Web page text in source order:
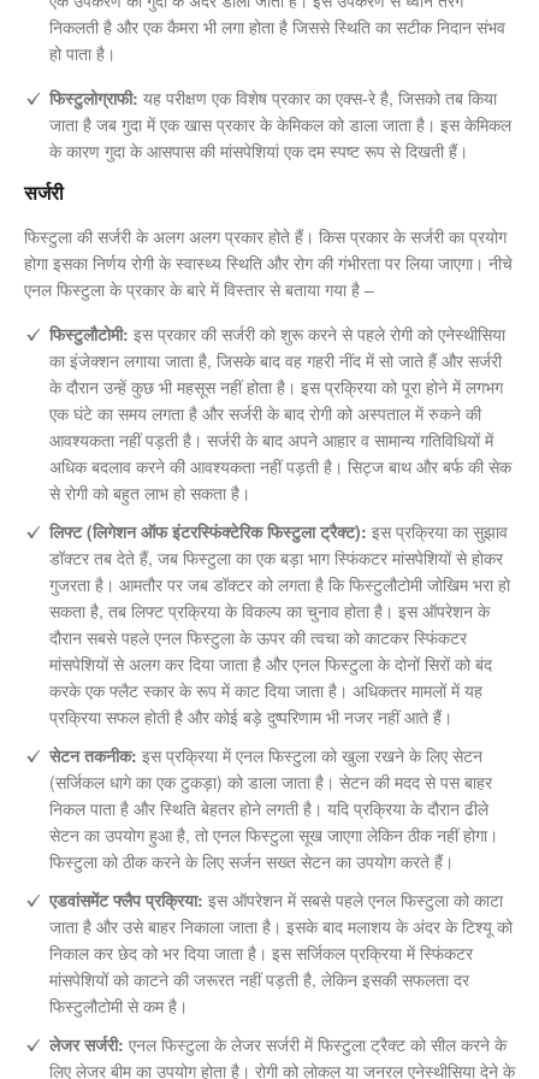
निकलती है और एक कैमरा भी लगा होता है जिससे स्थिति का सटीक निदान संभव
हो पाता है।
फिस्टुलोग्राफी: यह परीक्षण एक विशेष प्रकार का एक्स-रे है, जिसको तब किया
जाता है जब गुदा में एक खास प्रकार के केमिकल को डाला जाता है। इस केमिकल
के कारण गुदा के आसपास की मांसपेशियां एक दम स्पष्ट रूप से दिखती हैं।
सर्जरी
फिस्टुला की सर्जरी के अलग अलग प्रकार होते हैं। किस प्रकार के सर्जरी का प्रयोग
होगा इसका निर्णय रोगी के स्वास्थ्य स्थिति और रोग की गंभीरता पर लिया जाएगा। नीचे
एनल फिस्टुला के प्रकार के बारे में विस्तार से बताया गया है –
फिस्टुलौटोमी: इस प्रकार की सर्जरी को शुरू करने से पहले रोगी को एनेस्थीसिया
का इंजेक्शन लगाया जाता है, जिसके बाद वह गहरी नींद में सो जाते हैं और सर्जरी
के दौरान उन्हें कुछ भी महसूस नहीं होता है। इस प्रक्रिया को पूरा होने में लगभग
एक घंटे का समय लगता है और सर्जरी के बाद रोगी को अस्पताल में रुकने की
आवश्यकता नहीं पड़ती है। सर्जरी के बाद अपने आहार व सामान्य गतिविधियों में
अधिक बदलाव करने की आवश्यकता नहीं पड़ती है। सिट्ज बाथ और बर्फ की सेक
से रोगी को बहुत लाभ हो सकता है।
लिफ्ट (लिगेशन ऑफ इंटरस्फिंक्टेरिक फिस्टुला ट्रैक्ट): इस प्रक्रिया का सुझाव
डॉक्टर तब देते हैं, जब फिस्टुला का एक बड़ा भाग स्फिंकटर मांसपेशियों से होकर
गुजरता है। आमतौर पर जब डॉक्टर को लगता है कि फिस्टुलौटोमी जोखिम भरा हो
सकता है, तब लिफ्ट प्रक्रिया के विकल्प का चुनाव होता है। इस ऑपरेशन के
दौरान सबसे पहले एनल फिस्टुला के ऊपर की त्वचा को काटकर स्फिंकटर
मांसपेशियों से अलग कर दिया जाता है और एनल फिस्टुला के दोनों सिरों को बंद
करके एक फ्लैट स्कार के रूप में काट दिया जाता है। अधिकतर मामलों में यह
प्रक्रिया सफल होती है और कोई बड़े दुष्परिणाम भी नजर नहीं आते हैं।
सेटन तकनीक: इस प्रक्रिया में एनल फिस्टुला को खुला रखने के लिए सेटन
(सर्जिकल धागे का एक टुकड़ा) को डाला जाता है। सेटन की मदद से पस बाहर
निकल पाता है और स्थिति बेहतर होने लगती है। यदि प्रक्रिया के दौरान ढीले
सेटन का उपयोग हुआ है, तो एनल फिस्टुला सूख जाएगा लेकिन ठीक नहीं होगा।
फिस्टुला को ठीक करने के लिए सर्जन सख्त सेटन का उपयोग करते हैं।
एडवांसमेंट फ्लैप प्रक्रिया: इस ऑपरेशन में सबसे पहले एनल फिस्टुला को काटा
जाता है और उसे बाहर निकाला जाता है। इसके बाद मलाशय के अंदर के टिश्यू को
निकाल कर छेद को भर दिया जाता है। इस सर्जिकल प्रक्रिया में स्फिंकटर
मांसपेशियों को काटने की जरूरत नहीं पड़ती है, लेकिन इसकी सफलता दर
फिस्टुलौटोमी से कम है।
लेजर सर्जरी: एनल फिस्टुला के लेजर सर्जरी में फिस्टुला ट्रैक्ट को सील करने के
लिए लेजर बीम का उपयोग होता है। रोगी को लोकल या जनरल एनेस्थीसिया देने के